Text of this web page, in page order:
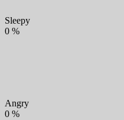
Sleepy
0 %
Angry
0 %